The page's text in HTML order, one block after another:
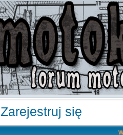
Zarejestruj się